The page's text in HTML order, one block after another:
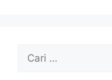
untuk: